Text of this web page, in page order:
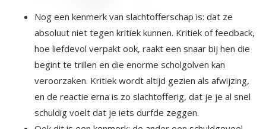
Nog een kenmerk van slachtofferschap is: dat ze
absoluut niet tegen kritiek kunnen. Kritiek of feedback,
hoe liefdevol verpakt ook, raakt een snaar bij hen die
begint te trillen en die enorme scholgolven kan
veroorzaken. Kritiek wordt altijd gezien als afwijzing,
en de reactie erna is zo slachtofferig, dat je je al snel
schuldig voelt dat je iets durfde zeggen.